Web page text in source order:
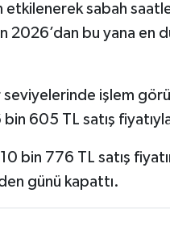
sabah
2026’dan bu yana en
seviyelerinde işlem
605 TL satış
bin 776 TL satış
günü kapattı.